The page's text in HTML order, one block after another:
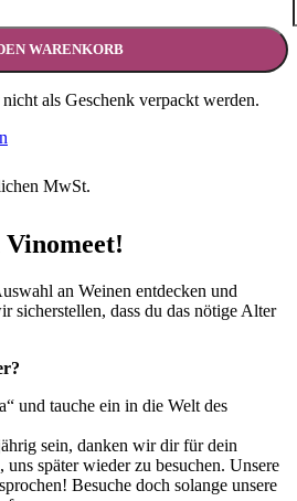
WARENKORB
als Geschenk verpackt werden.
MwSt.
an Weinen entdecken und
sicherstellen, dass du das nötige Alter
und tauche ein in die Welt des
sein, danken wir dir für dein
später wieder zu besuchen. Unsere
Besuche doch solange unsere